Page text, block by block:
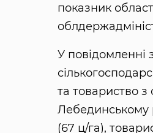
показник
У повідомленні
та товариство
Лебединському
(67 ц/га),